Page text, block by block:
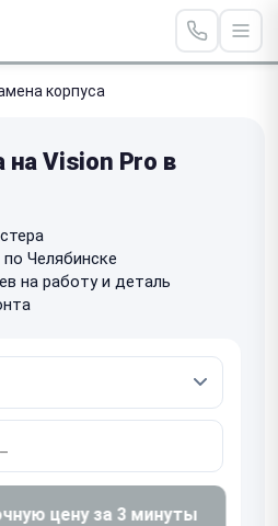
корпуса
на Vision Pro в
Челябинске
на работу и деталь
цену за 3 минуты